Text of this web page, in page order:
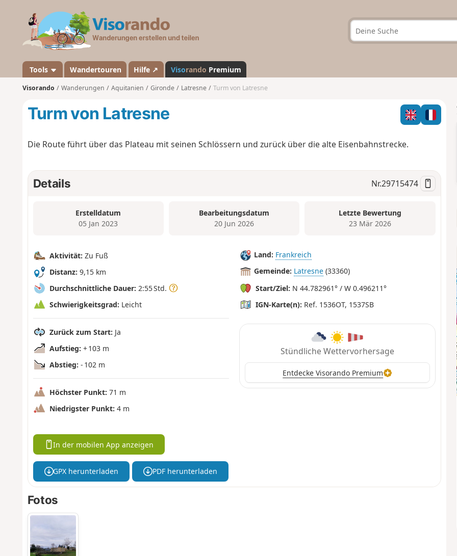
a
n
d
Tools Wandertouren Hilfe ↗ Visorando Premium
Visorando Wanderungen Aquitanien Gironde Latresne Turm von Latresne
Turm von Latresne
Die Route führt über das Plateau mit seinen Schlössern und zurück über die alte Eisenbahnstrecke.
Details Nr.29715474
Erstelldatum
05 Jan 2023
Bearbeitungsdatum
20 Jun 2026
Letzte Bewertung
23 Mär 2026
Aktivität: Zu Fuß
Distanz: 9,15 km
Durchschnittliche Dauer: 2:55 Std.
Schwierigkeitsgrad: Leicht
Zurück zum Start: Ja
Aufstieg: + 103 m
Abstieg: - 102 m
Höchster Punkt: 71 m
Niedrigster Punkt: 4 m
Land: Frankreich
Gemeinde: Latresne (33360)
Start/Ziel: N 44.782961° / W 0.496211°
IGN-Karte(n): Ref. 1536OT, 1537SB
Stündliche Wettervorhersage
Entdecke Visorando Premium
In der mobilen App anzeigen
GPX herunterladen PDF herunterladen
Fotos